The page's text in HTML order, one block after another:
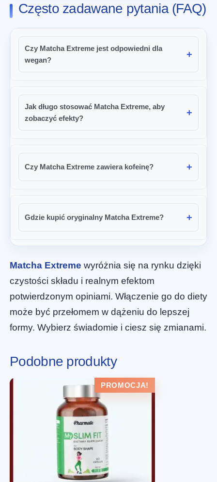
Często zadawane pytania (FAQ)
Czy Matcha Extreme jest odpowiedni dla
wegan?
Jak długo stosować Matcha Extreme, aby
zobaczyć efekty?
Czy Matcha Extreme zawiera kofeinę?
Gdzie kupić oryginalny Matcha Extreme?
Matcha Extreme wyróżnia się na rynku dzięki
czystości składu i realnym efektom
potwierdzonym opiniami. Włączenie go do diety
może być przełomem w dążeniu do lepszej
formy. Wybierz świadomie i ciesz się zmianami.
Podobne produkty
PROMOCJA!